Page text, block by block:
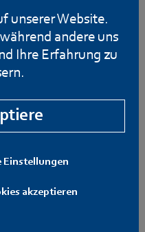
unserer Website.
andere uns
Ihre Erfahrung zu
Einstellungen
akzeptieren